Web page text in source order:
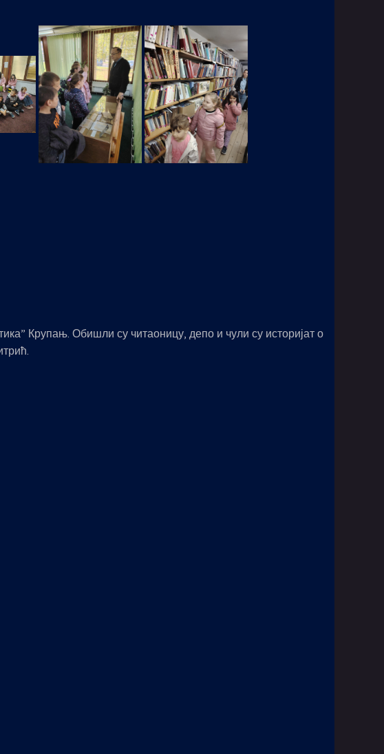
Крупањ. Обишли су читаоницу, депо и чули су историјат о